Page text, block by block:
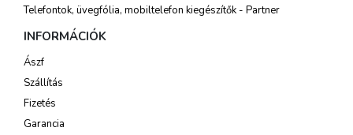
Telefontok, üvegfólia, mobiltelefon kiegészítők - Partner
INFORMÁCIÓK
Ászf
Szállítás
Fizetés
Garancia